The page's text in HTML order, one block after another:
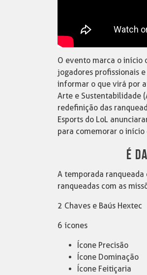
O evento marca o início
jogadores profissionais
informar o que virá por
Arte e Sustentabilidade
redefinição das
Esports do LoL
para comemorar o
É
A temporada ranqueada
ranqueadas com as
2 Chaves e Baús Hextec
6 ícones
Ícone Precisão
Ícone Dominação
Ícone Feitiçaria